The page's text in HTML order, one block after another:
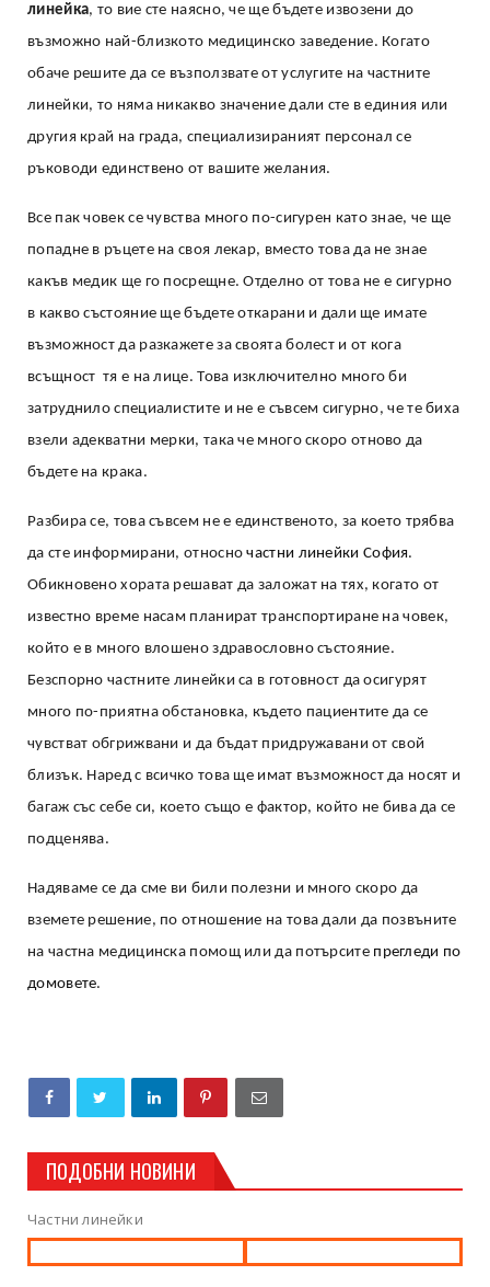
линейка, то вие сте наясно, че ще бъдете извозени до
възможно най-близкото медицинско заведение. Когато
обаче решите да се възползвате от услугите на частните
линейки, то няма никакво значение дали сте в единия или
другия край на града, специализираният персонал се
ръководи единствено от вашите желания.
Все пак човек се чувства много по-сигурен като знае, че ще
попадне в ръцете на своя лекар, вместо това да не знае
какъв медик ще го посрещне. Отделно от това не е сигурно
в какво състояние ще бъдете откарани и дали ще имате
възможност да разкажете за своята болест и от кога
всъщност тя е на лице. Това изключително много би
затруднило специалистите и не е съвсем сигурно, че те биха
взели адекватни мерки, така че много скоро отново да
бъдете на крака.
Разбира се, това съвсем не е единственото, за което трябва
да сте информирани, относночастни линейки София.
Обикновено хората решават да заложат на тях, когато от
известно време насам планират транспортиране на човек,
който е в много влошено здравословно състояние.
Безспорно частните линейки са в готовност да осигурят
много по-приятна обстановка, където пациентите да се
чувстват обгрижвани и да бъдат придружавани от свой
близък. Наред с всичко това ще имат възможност да носят и
багаж със себе си, което също е фактор, който не бива да се
подценява.
Надяваме се да сме ви били полезни и много скоро да
вземете решение, по отношение на това дали да позвъните
на частна медицинска помощ или да потърсите прегледи по
домовете.
ПОДОБНИ НОВИНИ
Частни линейки